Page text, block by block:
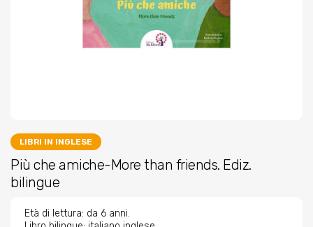
LIBRI IN INGLESE
Più che amiche-More than friends. Ediz.
bilingue
Età di lettura: da 6 anni.